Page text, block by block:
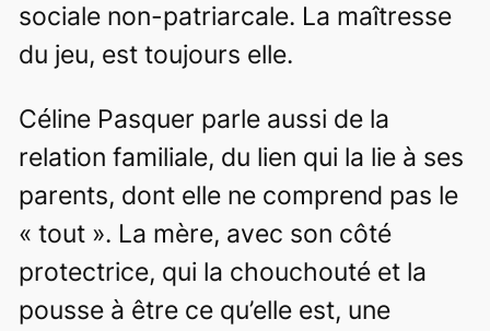
sociale non-patriarcale. La maîtresse
du jeu, est toujours elle.
Céline Pasquer parle aussi de la
relation familiale, du lien qui la lie à ses
parents, dont elle ne comprend pas le
« tout ». La mère, avec son côté
protectrice, qui la chouchouté et la
pousse à être ce qu’elle est, une